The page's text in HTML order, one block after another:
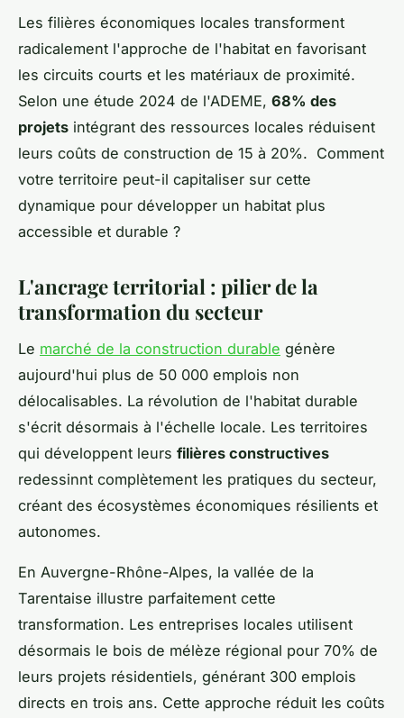
Les filières économiques locales transforment
radicalement l'approche de l'habitat en favorisant
les circuits courts et les matériaux de proximité.
Selon une étude 2024 de l'ADEME, 68% des
projets intégrant des ressources locales réduisent
leurs coûts de construction de 15 à 20%. Comment
votre territoire peut-il capitaliser sur cette
dynamique pour développer un habitat plus
accessible et durable ?
L'ancrage territorial : pilier de la
transformation du secteur
Le marché de la construction durable génère
aujourd'hui plus de 50 000 emplois non
délocalisables. La révolution de l'habitat durable
s'écrit désormais à l'échelle locale. Les territoires
qui développent leurs filières constructives
redessinnt complètement les pratiques du secteur,
créant des écosystèmes économiques résilients et
autonomes.
En Auvergne-Rhône-Alpes, la vallée de la
Tarentaise illustre parfaitement cette
transformation. Les entreprises locales utilisent
désormais le bois de mélèze régional pour 70% de
leurs projets résidentiels, générant 300 emplois
directs en trois ans. Cette approche réduit les coûts